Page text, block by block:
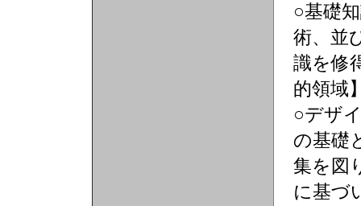
○基礎
術、並
識を修
的領域
○デザ
の基礎
集を図
に基づ